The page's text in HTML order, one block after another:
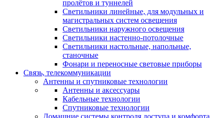
пролётов и туннелей
Светильники линейные, для модульных и
магистральных систем освещения
Светильники наружного освещения
Светильники настенно-потолочные
Светильники настольные, напольные,
станочные
Фонари и переносные световые приборы
Связь, телекоммуникации
Антенны и спутниковые технологии
Антенны и аксессуары
Кабельные технологии
Спутниковые технологии
Домашние системы контроля доступа и комфорта